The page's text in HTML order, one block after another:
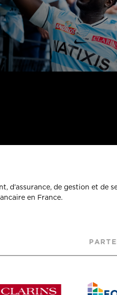
d’assurance, de gestion et de
en France.